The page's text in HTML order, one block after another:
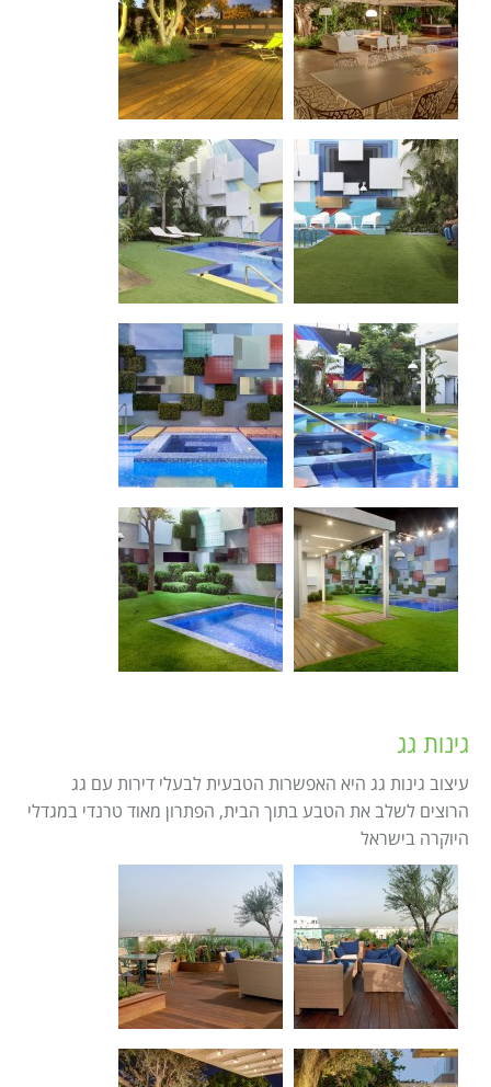
גינות גג
עיצוב גינות גג היא האפשרות הטבעית לבעלי דירות עם גג
הרוצים לשלב את הטבע בתוך הבית, הפתרון מאוד טרנדי במגדלי
היוקרה בישראל